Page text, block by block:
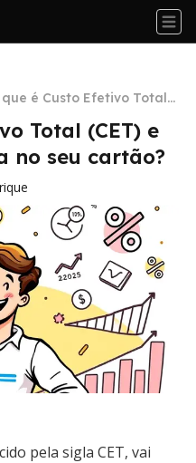
que é Custo Efetivo Total
e por que ele importa n
cartão?
Total (CET) e
no seu cartão?
pela sigla CET, vai